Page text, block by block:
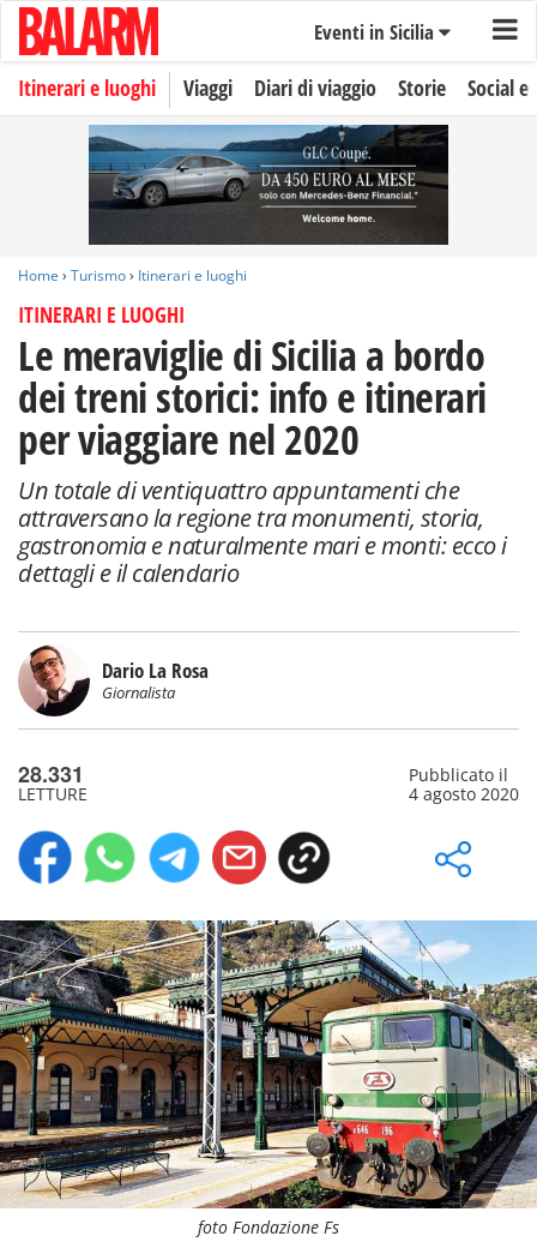
Eventi in Sicilia
Itinerari e luoghi Viaggi Diari di viaggio Storie Social
Home › Turismo› Itinerari e luoghi
ITINERARI E LUOGHI
Le meraviglie di Sicilia a bordo
dei treni storici: info e itinerari
per viaggiare nel 2020
Un totale di ventiquattro appuntamenti che
attraversano la regione tra monumenti, storia,
gastronomia e naturalmente mari e monti: ecco i
dettagli e il calendario
Dario La Rosa
Giornalista
28.331
LETTURE
Pubblicato il
4 agosto 2020
foto Fondazione Fs